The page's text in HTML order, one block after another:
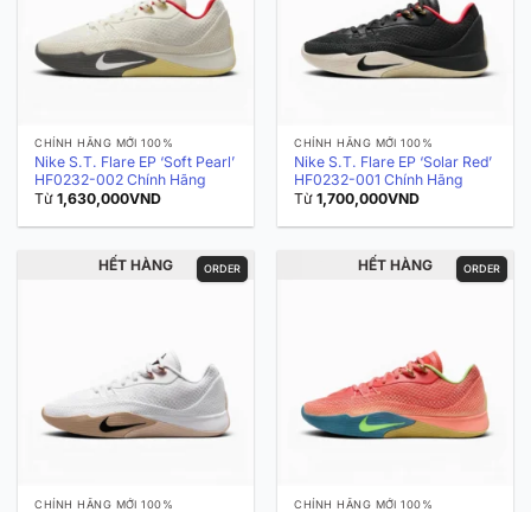
CHÍNH HÃNG MỚI 100%
Nike S.T. Flare EP ‘Soft Pearl’
HF0232-002 Chính Hãng
Từ1,630,000VND
CHÍNH HÃNG MỚI 100%
Nike S.T. Flare EP ‘Solar Red’
HF0232-001 Chính Hãng
Từ1,700,000VND
ORDER
HẾT HÀNG
CHÍNH HÃNG MỚI 100%
ORDER
HẾT HÀNG
CHÍNH HÃNG MỚI 100%